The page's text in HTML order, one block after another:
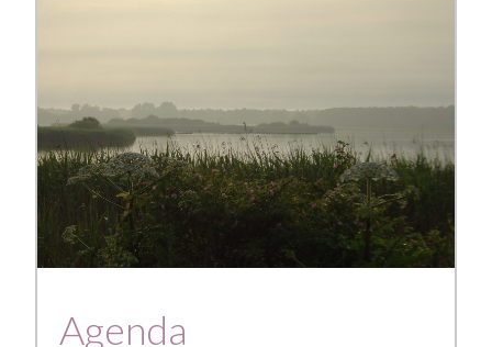
Agenda